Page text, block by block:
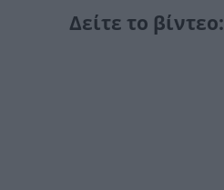
Δείτε το βίντεο: